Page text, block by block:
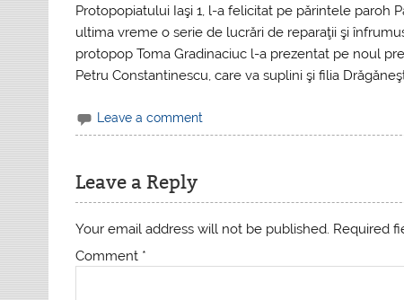
Protopopiatului Iaşi 1, l-a felicitat pe părintele paroh
ultima vreme o serie de lucrări de reparaţii şi
protopop Toma Gradinaciuc l-a prezentat pe noul
Petru Constantinescu, care va suplini şi filia
Leave a comment
Leave a Reply
Your email address will not be published. Required
Comment *